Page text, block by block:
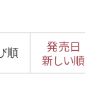
順
発売日
新しい順